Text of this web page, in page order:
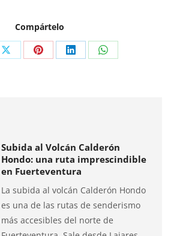
Compártelo
CompartirCompartirCompartirCompartir
Subida al Volcán Calderón
Hondo: una ruta imprescindible
en Fuerteventura
La subida al volcán Calderón Hondo
es una de las rutas de senderismo
más accesibles del norte de